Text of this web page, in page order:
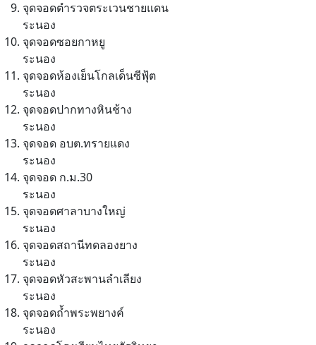
จุดจอดตำรวจตระเวนชายแดน
ระนอง
จุดจอดซอยกาหยู
ระนอง
จุดจอดห้องเย็นโกลเด็นซีฟุ้ต
ระนอง
จุดจอดปากทางหินช้าง
ระนอง
จุดจอด อบต.ทรายแดง
ระนอง
จุดจอด ก.ม.30
ระนอง
จุดจอดศาลาบางใหญ่
ระนอง
จุดจอดสถานีทดลองยาง
ระนอง
จุดจอดหัวสะพานลำเลียง
ระนอง
จุดจอดถ้ำพระพยางค์
ระนอง